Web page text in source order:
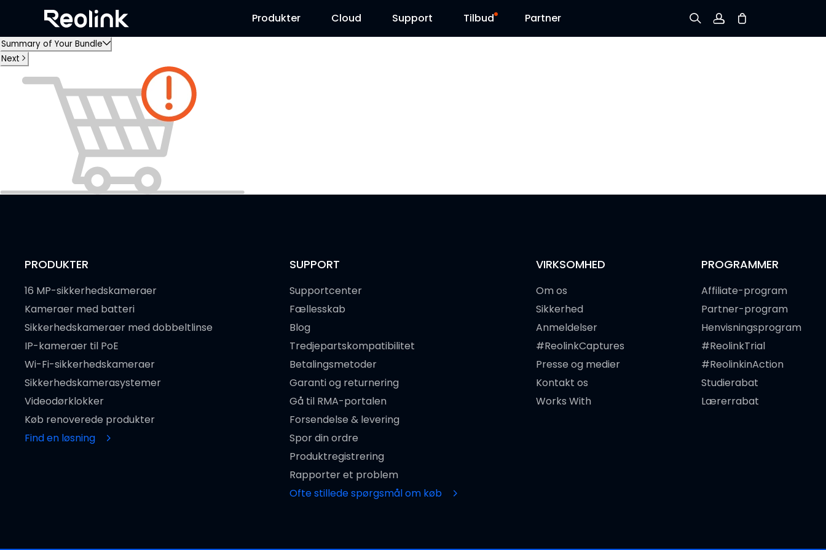
Produkter Cloud Support Tilbud Partner
Summary of Your Bundle
Next
PRODUKTER
16 MP-sikkerhedskameraer
Kameraer med batteri
Sikkerhedskameraer med dobbeltlinse
IP-kameraer til PoE
Wi-Fi-sikkerhedskameraer
Sikkerhedskamerasystemer
Videodørklokker
Køb renoverede produkter
Find en løsning
SUPPORT
Supportcenter
Fællesskab
Blog
Tredjepartskompatibilitet
Betalingsmetoder
Garanti og returnering
Gå til RMA-portalen
Forsendelse & levering
Spor din ordre
Produktregistrering
Rapporter et problem
Ofte stillede spørgsmål om køb
VIRKSOMHED
Om os
Sikkerhed
Anmeldelser
#ReolinkCaptures
Presse og medier
Kontakt os
Works With
PROGRAMMER
Affiliate-program
Partner-program
Henvisningsprogram
#ReolinkTrial
#ReolinkinAction
Studierabat
Lærerrabat